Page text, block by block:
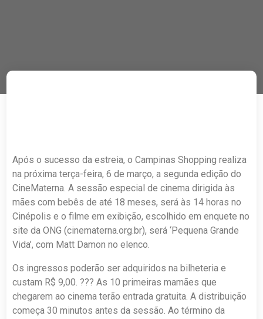
Após o sucesso da estreia, o Campinas Shopping realiza
na próxima terça-feira, 6 de março, a segunda edição do
CineMaterna. A sessão especial de cinema dirigida às
mães com bebês de até 18 meses, será às 14 horas no
Cinépolis e o filme em exibição, escolhido em enquete no
site da ONG (cinematerna.org.br), será ‘Pequena Grande
Vida’, com Matt Damon no elenco.
Os ingressos poderão ser adquiridos na bilheteria e
custam R$ 9,00. ??? As 10 primeiras mamães que
chegarem ao cinema terão entrada gratuita. A distribuição
começa 30 minutos antes da sessão. Ao término da